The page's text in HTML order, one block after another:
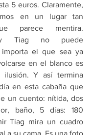
5 euros. Claramente,
en un lugar tan
parece mentira.
y Tiag no puede
importa el que sea ya
en el blanco es
ilusión. Y así termina
en esta cabaña que
un cuento: nítida, dos
baño, 5 días: 180
Tiag mira un cuadro
a su cama. Es una foto